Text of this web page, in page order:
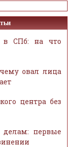
в СПб: на что
овал лица
центра без
первые